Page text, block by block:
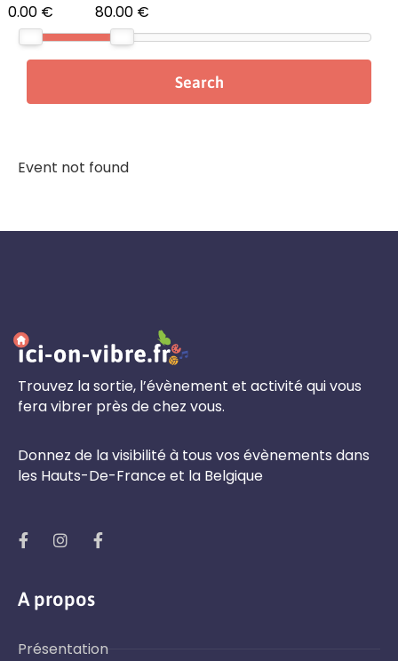
0.00 € 80.00 €
Event not found
Trouvez la sortie, l’évènement et activité qui vous
fera vibrer près de chez vous.
Donnez de la visibilité à tous vos évènements dans
les Hauts-De-France et la Belgique
A propos
Présentation